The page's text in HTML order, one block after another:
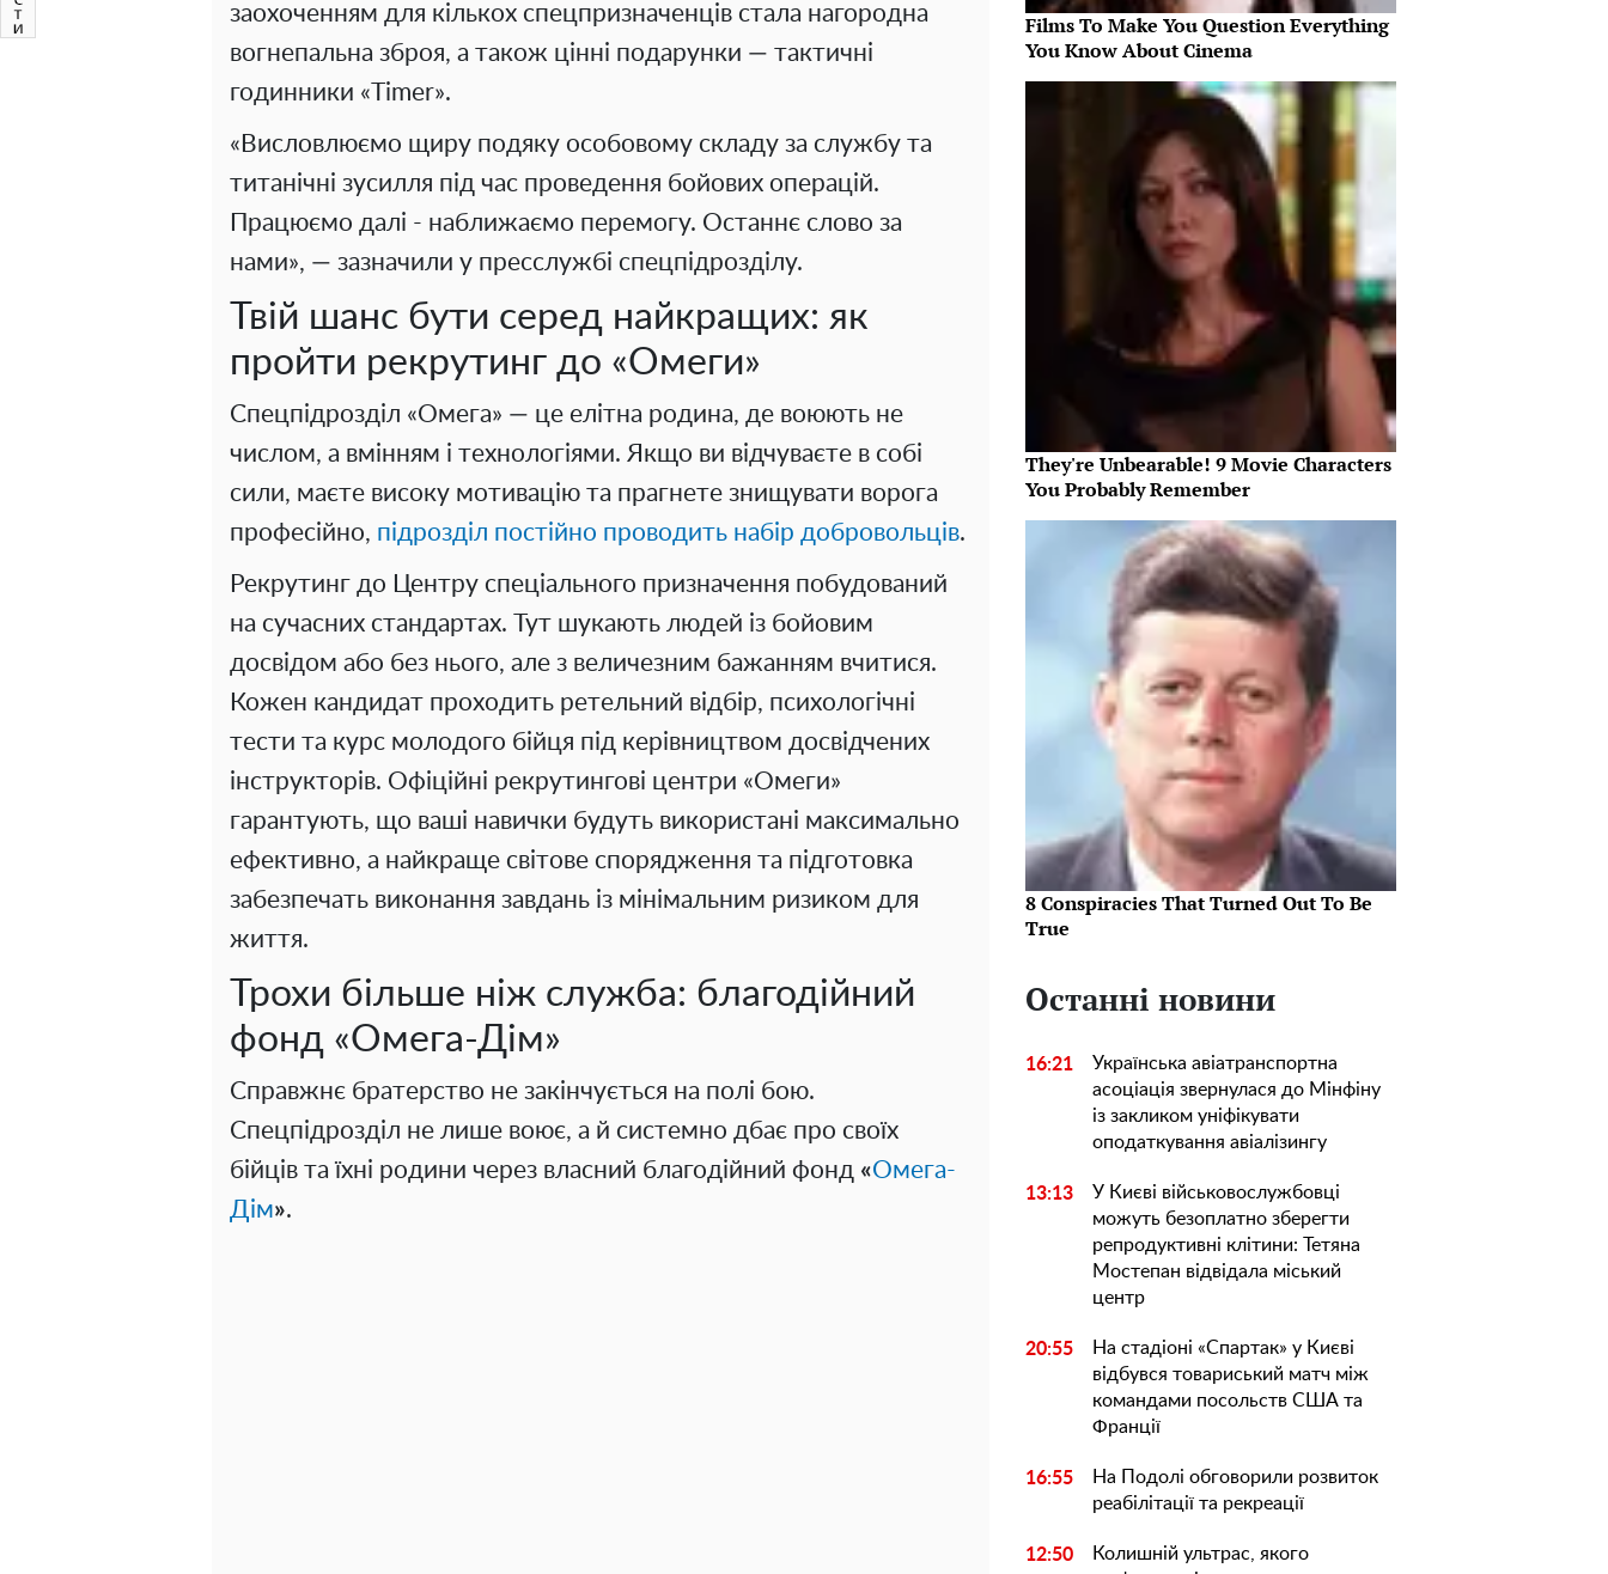
заохоченням для кількох спецпризначенців стала нагородна
вогнепальна зброя, а також цінні подарунки — тактичні
годинники «Timer».
«Висловлюємо щиру подяку особовому складу за службу та
титанічні зусилля під час проведення бойових операцій.
Працюємо далі - наближаємо перемогу. Останнє слово за
нами», — зазначили у пресслужбі спецпідрозділу.
Твій шанс бути серед найкращих: як
пройти рекрутинг до «Омеги»
Спецпідрозділ «Омега» — це елітна родина, де воюють не
числом, а вмінням і технологіями. Якщо ви відчуваєте в собі
сили, маєте високу мотивацію та прагнете знищувати ворога
професійно, підрозділ постійно проводить набір добровольців.
Рекрутинг до Центру спеціального призначення побудований
на сучасних стандартах. Тут шукають людей із бойовим
досвідом або без нього, але з величезним бажанням вчитися.
Кожен кандидат проходить ретельний відбір, психологічні
тести та курс молодого бійця під керівництвом досвідчених
інструкторів. Офіційні рекрутингові центри «Омеги»
гарантують, що ваші навички будуть використані максимально
ефективно, а найкраще світове спорядження та підготовка
забезпечать виконання завдань із мінімальним ризиком для
життя.
Трохи більше ніж служба: благодійний
фонд «Омега-Дім»
Справжнє братерство не закінчується на полі бою.
Спецпідрозділ не лише воює, а й системно дбає про своїх
бійців та їхні родини через власний благодійний фонд «Омега-
Дім».
Films To Make You Question Everything
You Know About Cinema
They're Unbearable! 9 Movie Characters
You Probably Remember
8 Conspiracies That Turned Out To Be
True
Останні новини
16:21
Українська авіатранспортна
асоціація звернулася до Мінфіну
із закликом уніфікувати
оподаткування авіалізингу
13:13
У Києві військовослужбовці
можуть безоплатно зберегти
репродуктивні клітини: Тетяна
Мостепан відвідала міський
центр
20:55
На стадіоні «Спартак» у Києві
відбувся товариський матч між
командами посольств США та
Франції
16:55
На Подолі обговорили розвиток
реабілітації та рекреації
12:50
Колишній ультрас, якого